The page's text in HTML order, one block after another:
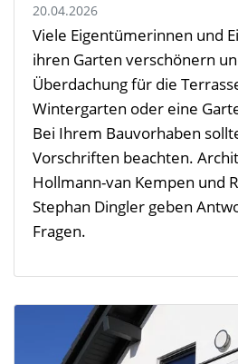
20.04.2026
Viele Eigentümerinnen und
ihren Garten verschönern
Überdachung für die
Wintergarten oder eine
Bei Ihrem Bauvorhaben
Vorschriften beachten.
Hollmann-van Kempen und
Stephan Dingler geben
Fragen.